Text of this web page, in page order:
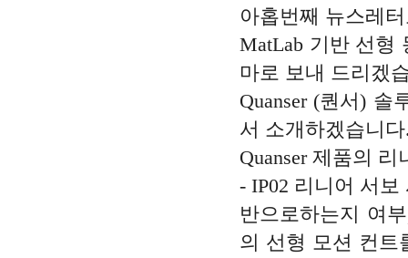
아홉번째 뉴스레
MatLab 기반 선형
마로 보내 드리겠
Quanser (퀀서)
서 소개하겠습니
Quanser 제품의
- IP02 리니어 서
반으로하는지 여
의 선형 모션 컨트